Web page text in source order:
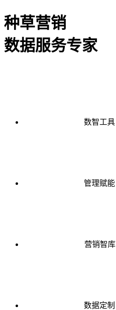
种草营销
数据服务专家
数智工具
管理赋能
营销智库
数据定制